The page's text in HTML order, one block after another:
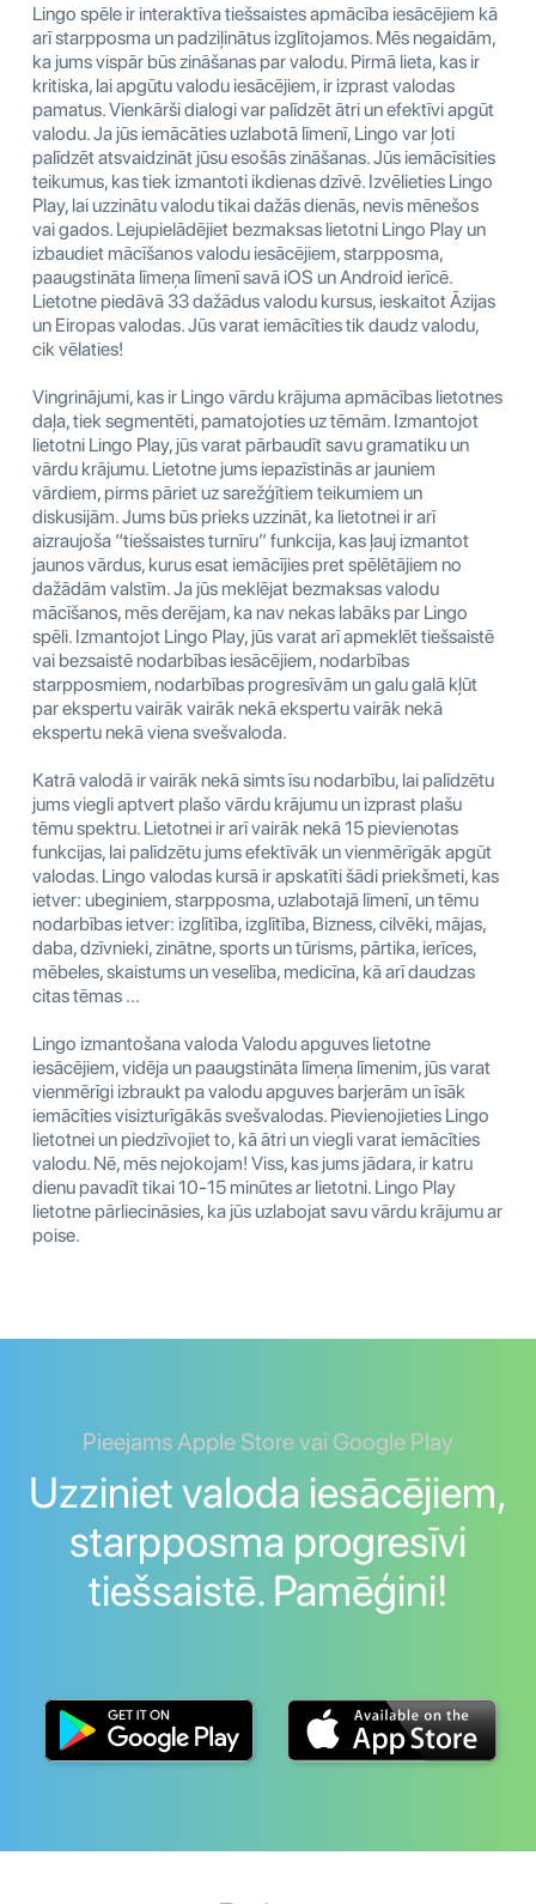
Lingo spēle ir interaktīva tiešsaistes apmācība iesācējiem kā
arī starpposma un padziļinātus izglītojamos. Mēs negaidām,
ka jums vispār būs zināšanas par valodu. Pirmā lieta, kas ir
kritiska, lai apgūtu valodu iesācējiem, ir izprast valodas
pamatus. Vienkārši dialogi var palīdzēt ātri un efektīvi apgūt
valodu. Ja jūs iemācāties uzlabotā līmenī, Lingo var ļoti
palīdzēt atsvaidzināt jūsu esošās zināšanas. Jūs iemācīsities
teikumus, kas tiek izmantoti ikdienas dzīvē. Izvēlieties Lingo
Play, lai uzzinātu valodu tikai dažās dienās, nevis mēnešos
vai gados. Lejupielādējiet bezmaksas lietotni Lingo Play un
izbaudiet mācīšanos valodu iesācējiem, starpposma,
paaugstināta līmeņa līmenī savā iOS un Android ierīcē.
Lietotne piedāvā 33 dažādus valodu kursus, ieskaitot Āzijas
un Eiropas valodas. Jūs varat iemācīties tik daudz valodu,
cik vēlaties!
Vingrinājumi, kas ir Lingo vārdu krājuma apmācības lietotnes
daļa, tiek segmentēti, pamatojoties uz tēmām. Izmantojot
lietotni Lingo Play, jūs varat pārbaudīt savu gramatiku un
vārdu krājumu. Lietotne jums iepazīstinās ar jauniem
vārdiem, pirms pāriet uz sarežģītiem teikumiem un
diskusijām. Jums būs prieks uzzināt, ka lietotnei ir arī
aizraujoša “tiešsaistes turnīru” funkcija, kas ļauj izmantot
jaunos vārdus, kurus esat iemācījies pret spēlētājiem no
dažādām valstīm. Ja jūs meklējat bezmaksas valodu
mācīšanos, mēs derējam, ka nav nekas labāks par Lingo
spēli. Izmantojot Lingo Play, jūs varat arī apmeklēt tiešsaistē
vai bezsaistē nodarbības iesācējiem, nodarbības
starpposmiem, nodarbības progresīvām un galu galā kļūt
par ekspertu vairāk vairāk nekā ekspertu vairāk nekā
ekspertu nekā viena svešvaloda.
Katrā valodā ir vairāk nekā simts īsu nodarbību, lai palīdzētu
jums viegli aptvert plašo vārdu krājumu un izprast plašu
tēmu spektru. Lietotnei ir arī vairāk nekā 15 pievienotas
funkcijas, lai palīdzētu jums efektīvāk un vienmērīgāk apgūt
valodas. Lingo valodas kursā ir apskatīti šādi priekšmeti, kas
ietver: ubeginiem, starpposma, uzlabotajā līmenī, un tēmu
nodarbības ietver: izglītība, izglītība, Bizness, cilvēki, mājas,
daba, dzīvnieki, zinātne, sports un tūrisms, pārtika, ierīces,
mēbeles, skaistums un veselība, medicīna, kā arī daudzas
citas tēmas ...
Lingo izmantošana valoda Valodu apguves lietotne
iesācējiem, vidēja un paaugstināta līmeņa līmenim, jūs varat
vienmērīgi izbraukt pa valodu apguves barjerām un īsāk
iemācīties visizturīgākās svešvalodas. Pievienojieties Lingo
lietotnei un piedzīvojiet to, kā ātri un viegli varat iemācīties
valodu. Nē, mēs nejokojam! Viss, kas jums jādara, ir katru
dienu pavadīt tikai 10-15 minūtes ar lietotni. Lingo Play
lietotne pārliecināsies, ka jūs uzlabojat savu vārdu krājumu ar
poise.
Pieejams Apple Store vai Google Play
Uzziniet valoda iesācējiem,
starpposma progresīvi
tiešsaistē. Pamēģini!